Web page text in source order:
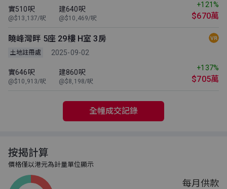
實510呎
@$13,137/呎
建640呎
@$10,469/呎
+121%
$670萬
曉峰灣畔 5座 29樓 H室 3房
土地註冊處 2025-09-02
實646呎
@$10,913/呎
建860呎
@$8,198/呎
+137%
$705萬
全幢成交記錄
按揭計算
價格僅以港元為計量單位顯示
每月供款